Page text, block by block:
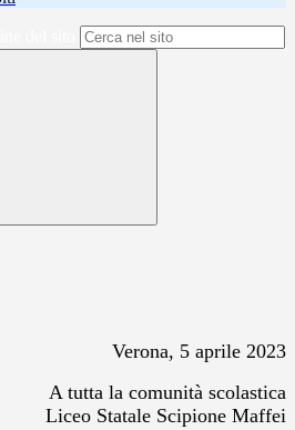
Verona, 5 aprile 2023
A tutta la comunità scolastica
Liceo Statale Scipione Maffei